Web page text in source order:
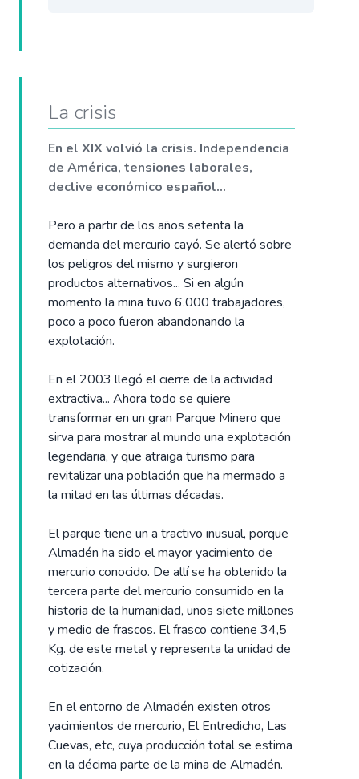
La crisis
En el XIX volvió la crisis. Independencia
de América, tensiones laborales,
declive económico español...
Pero a partir de los años setenta la
demanda del mercurio cayó. Se alertó sobre
los peligros del mismo y surgieron
productos alternativos... Si en algún
momento la mina tuvo 6.000 trabajadores,
poco a poco fueron abandonando la
explotación.
En el 2003 llegó el cierre de la actividad
extractiva... Ahora todo se quiere
transformar en un gran Parque Minero que
sirva para mostrar al mundo una explotación
legendaria, y que atraiga turismo para
revitalizar una población que ha mermado a
la mitad en las últimas décadas.
El parque tiene un a tractivo inusual, porque
Almadén ha sido el mayor yacimiento de
mercurio conocido. De allí se ha obtenido la
tercera parte del mercurio consumido en la
historia de la humanidad, unos siete millones
y medio de frascos. El frasco contiene 34,5
Kg. de este metal y representa la unidad de
cotización.
En el entorno de Almadén existen otros
yacimientos de mercurio, El Entredicho, Las
Cuevas, etc, cuya producción total se estima
en la décima parte de la mina de Almadén.